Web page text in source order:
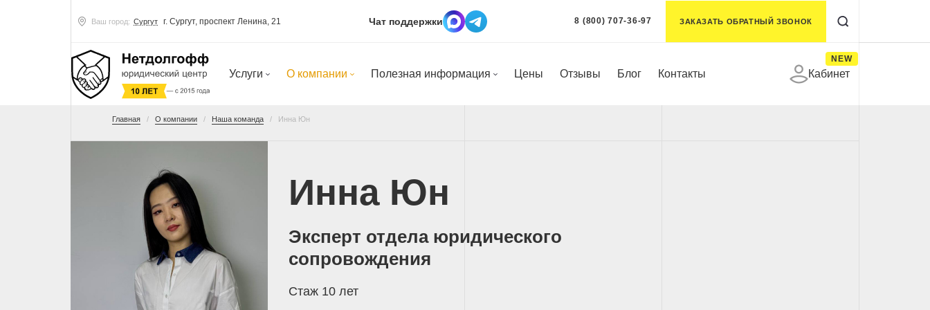
Ваш город: Сургут г. Сургут, проспект Ленина, 21 Чат поддержки 8 (800) 707-36-97 ЗАКАЗАТЬ ОБРАТНЫЙ ЗВОНОК
Услуги О компании Полезная информация Цены Отзывы Блог Контакты Кабинет
NEW
Главная О компании Наша команда Инна Юн
Инна Юн
Эксперт отдела юридического
сопровождения
Стаж 10 лет